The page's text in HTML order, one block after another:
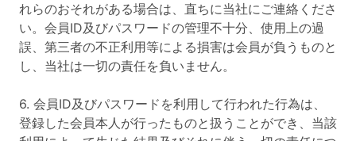
れらのおそれがある場合は、直ちに当社にご連絡くださ
い。会員ID及びパスワードの管理不十分、使用上の過
誤、第三者の不正利用等による損害は会員が負うものと
し、当社は一切の責任を負いません。
6. 会員ID及びパスワードを利用して行われた行為は、
登録した会員本人が行ったものと扱うことができ、当該